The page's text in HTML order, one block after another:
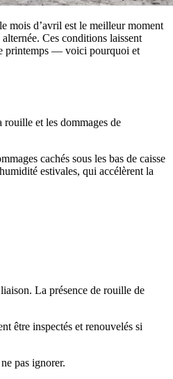
mois d’avril est le meilleur moment
Ces conditions laissent
printemps — voici pourquoi et
et les dommages de
cachés sous les bas de caisse
estivales, qui accélèrent la
La présence de rouille de
être inspectés et renouvelés si
pas ignorer.